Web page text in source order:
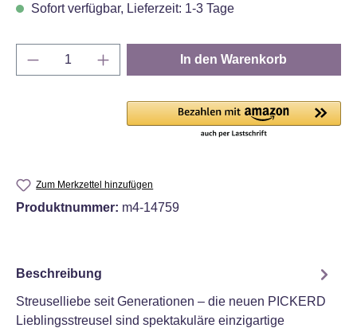
Sofort verfügbar, Lieferzeit: 1-3 Tage
Produkt Anzahl: Gib den gewünschten
In den Warenkorb
Zum Merkzettel hinzufügen
Produktnummer: m4-14759
Beschreibung
Streuselliebe seit Generationen – die neuen PICKERD
Lieblingsstreusel sind spektakuläre einzigartige